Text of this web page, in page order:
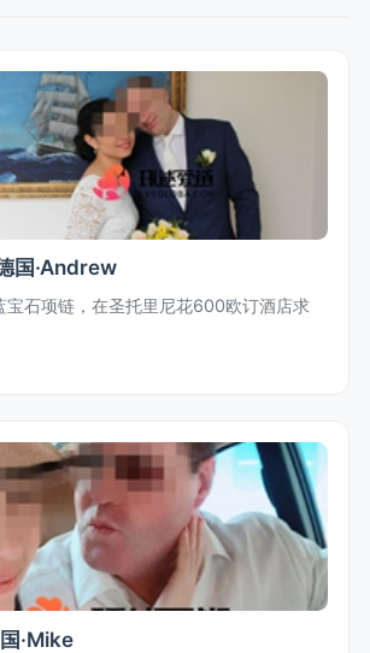
国·Andrew
宝石项链，在圣托里尼花600欧订酒店求
·Mike